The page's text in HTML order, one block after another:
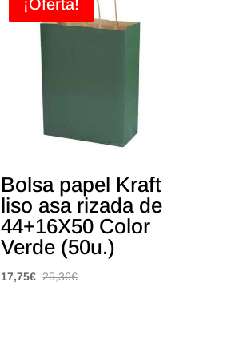
¡Oferta!
Bolsa papel Kraft
liso asa rizada de
44+16X50 Color
Verde (50u.)
17,75€ 25,36€